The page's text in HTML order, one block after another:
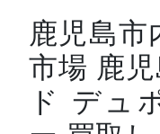
鹿児島市
市場 鹿
ド デュ